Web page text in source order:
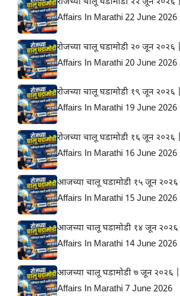
Affairs In Marathi 22 June 2026
रोजच्या चालू घडामोडी २० जून
Affairs In Marathi 20 June 2026
रोजच्या चालू घडामोडी १९ जून
Affairs In Marathi 19 June 2026
रोजच्या चालू घडामोडी १६ जून
Affairs In Marathi 16 June 2026
आजच्या चालू घडामोडी १५ जून
Affairs In Marathi 15 June 2026
आजच्या चालू घडामोडी १४ जून
Affairs In Marathi 14 June 2026
आजच्या चालू घडामोडी ७ जून २०२६
Affairs In Marathi 7 June 2026